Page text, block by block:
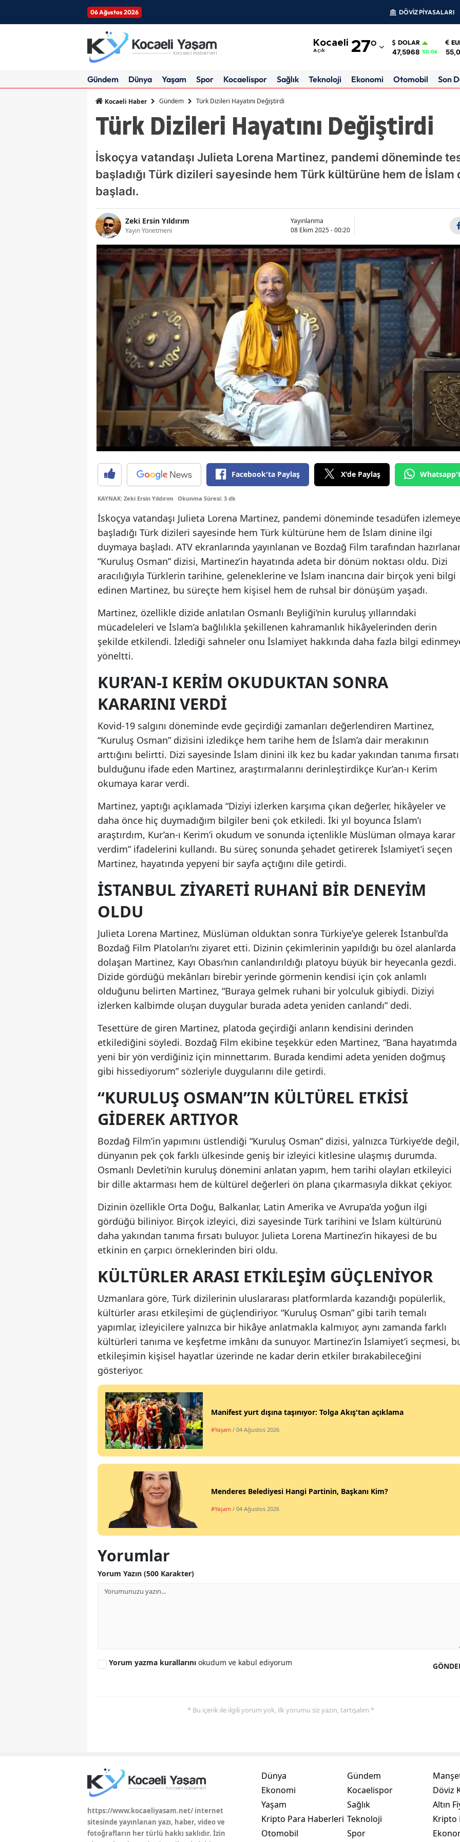
06 Ağustos 2026 DÖVİZ PİYASALARI
Kocaeli
Açık 27°
Adıyaman
Amasya
Ankara
Antalya
Artvin
Bingöl
Bitlis
Bolu
Burdur
Bursa
Çanakkale
Çankırı
Çorum
Denizli
Diyarbakır
Edirne
Erzincan
Erzurum
Eskişehir
Gaziantep
Gümüşhane
Hakkari
Isparta
İstanbul
İzmir
Kars
Kayseri
Kırklareli
Kırşehir
Konya
Malatya
Manisa
Kahramanmaraş
Mardin
Muş
Nevşehir
Ordu
Sakarya
Samsun
Siirt
Sinop
Sivas
Tokat
Trabzon
Tunceli
Şanlıurfa
Uşak
Bayburt
Düzce
DOLAR
47,5968 %0.06
Gündem Dünya Yaşam Spor Kocaelispor Sağlık Teknoloji Ekonomi Otomobil Son
Kocaeli Haber Gündem Türk Dizileri Hayatını Değiştirdi
Türk Dizileri Hayatını Değiştirdi
İskoçya vatandaşı Julieta Lorena Martinez, pandemi döneminde
başladığı Türk dizileri sayesinde hem Türk kültürüne hem de
başladı.
Zeki Ersin Yıldırım
Yayın Yönetmeni
Yayınlanma
08 Ekim 2025 - 00:20
Facebook'ta Paylaş X'de Paylaş
KAYNAK: Zeki Ersin Yıldırım Okunma Süresi: 3 dk
İskoçya vatandaşı Julieta Lorena Martinez, pandemi döneminde tesadüfen izlemeye
başladığı Türk dizileri sayesinde hem Türk kültürüne hem de İslam dinine ilgi
duymaya başladı. ATV ekranlarında yayınlanan ve Bozdağ Film tarafından
“Kuruluş Osman” dizisi, Martinez’in hayatında adeta bir dönüm noktası oldu. Dizi
aracılığıyla Türklerin tarihine, geleneklerine ve İslam inancına dair birçok yeni bilgi
edinen Martinez, bu süreçte hem kişisel hem de ruhsal bir dönüşüm yaşadı.
Martinez, özellikle dizide anlatılan Osmanlı Beyliği’nin kuruluş yıllarındaki
mücadeleleri ve İslam’a bağlılıkla şekillenen kahramanlık hikâyelerinden derin
şekilde etkilendi. İzlediği sahneler onu İslamiyet hakkında daha fazla bilgi
yöneltti.
KUR’AN-I KERIM OKUDUKTAN SONRA
KARARINI VERDI
Kovid-19 salgını döneminde evde geçirdiği zamanları değerlendiren Martinez,
“Kuruluş Osman” dizisini izledikçe hem tarihe hem de İslam’a dair merakının
arttığını belirtti. Dizi sayesinde İslam dinini ilk kez bu kadar yakından tanıma fırsatı
bulduğunu ifade eden Martinez, araştırmalarını derinleştirdikçe Kur’an-ı Kerim
okumaya karar verdi.
Martinez, yaptığı açıklamada “Diziyi izlerken karşıma çıkan değerler, hikâyeler ve
daha önce hiç duymadığım bilgiler beni çok etkiledi. İki yıl boyunca İslam’ı
araştırdım, Kur’an-ı Kerim’i okudum ve sonunda içtenlikle Müslüman olmaya karar
verdim” ifadelerini kullandı. Bu süreç sonunda şehadet getirerek İslamiyet’i seçen
Martinez, hayatında yepyeni bir sayfa açtığını dile getirdi.
İSTANBUL ZIYARETI RUHANI BIR DENEYIM
OLDU
Julieta Lorena Martinez, Müslüman olduktan sonra Türkiye’ye gelerek İstanbul’da
Bozdağ Film Platoları’nı ziyaret etti. Dizinin çekimlerinin yapıldığı bu özel alanlarda
dolaşan Martinez, Kayı Obası’nın canlandırıldığı platoyu büyük bir heyecanla gezdi.
Dizide gördüğü mekânları birebir yerinde görmenin kendisi için çok anlamlı
olduğunu belirten Martinez, “Buraya gelmek ruhani bir yolculuk gibiydi. Diziyi
izlerken kalbimde oluşan duygular burada adeta yeniden canlandı” dedi.
Tesettüre de giren Martinez, platoda geçirdiği anların kendisini derinden
etkilediğini söyledi. Bozdağ Film ekibine teşekkür eden Martinez, “Bana hayatımda
yeni bir yön verdiğiniz için minnettarım. Burada kendimi adeta yeniden doğmuş
gibi hissediyorum” sözleriyle duygularını dile getirdi.
“KURULUŞ OSMAN”IN KÜLTÜREL ETKISI
GIDEREK ARTIYOR
Bozdağ Film’in yapımını üstlendiği “Kuruluş Osman” dizisi, yalnızca Türkiye’de değil,
dünyanın pek çok farklı ülkesinde geniş bir izleyici kitlesine ulaşmış durumda.
Osmanlı Devleti’nin kuruluş dönemini anlatan yapım, hem tarihi olayları etkileyici
bir dille aktarması hem de kültürel değerleri ön plana çıkarmasıyla dikkat çekiyor.
Dizinin özellikle Orta Doğu, Balkanlar, Latin Amerika ve Avrupa’da yoğun ilgi
gördüğü biliniyor. Birçok izleyici, dizi sayesinde Türk tarihini ve İslam kültürünü
daha yakından tanıma fırsatı buluyor. Julieta Lorena Martinez’in hikayesi de bu
etkinin en çarpıcı örneklerinden biri oldu.
KÜLTÜRLER ARASI ETKILEŞIM GÜÇLENIYOR
Uzmanlara göre, Türk dizilerinin uluslararası platformlarda kazandığı popülerlik,
kültürler arası etkileşimi de güçlendiriyor. “Kuruluş Osman” gibi tarih temalı
yapımlar, izleyicilere yalnızca bir hikâye anlatmakla kalmıyor, aynı zamanda farklı
kültürleri tanıma ve keşfetme imkânı da sunuyor. Martinez’in İslamiyet’i seçmesi,
etkileşimin kişisel hayatlar üzerinde ne kadar derin etkiler bırakabileceğini
gösteriyor.
Manifest yurt dışına taşınıyor: Tolga Akış'tan açıklama
#Yaşam / 04 Ağustos 2026
Menderes Belediyesi Hangi Partinin, Başkanı Kim?
#Yaşam / 04 Ağustos 2026
Yorumlar
Yorum Yazın (500 Karakter)
Yorum yazma kurallarını okudum ve kabul ediyorum
* Bu içerik ile ilgili yorum yok, ilk yorumu siz yazın, tartışalım *
https://www.kocaeliyasam.net/ internet
sitesinde yayınlanan yazı, haber, video ve
fotoğrafların her türlü hakkı saklıdır. İzin
Dünya
Ekonomi
Yaşam
Kripto Para Haberleri
Otomobil
Gündem
Kocaelispor
Sağlık
Teknoloji
Spor
Döviz
Altın
Kripto